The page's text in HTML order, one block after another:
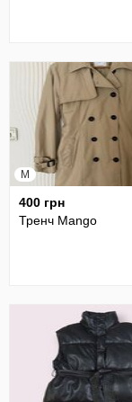
M
400 грн
Тренч Mango